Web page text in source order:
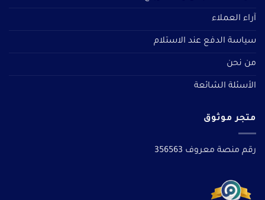
آراء العملاء
سياسة الدفع عند الاستلام
من نحن
الأسئلة الشائعة
متجر موثوق
رقم منصة معروف 356563